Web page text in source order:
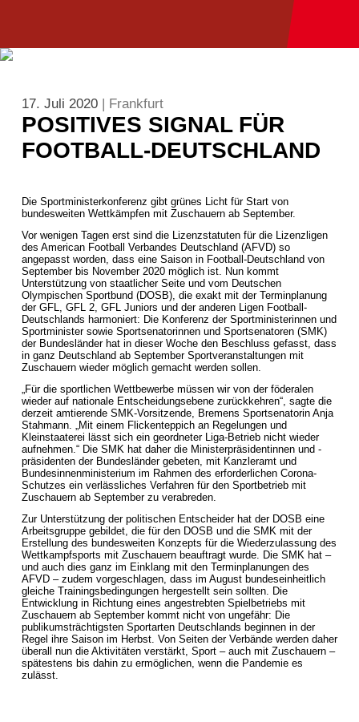
17. Juli 2020 | Frankfurt
POSITIVES SIGNAL FÜR
FOOTBALL-DEUTSCHLAND
Die Sportministerkonferenz gibt grünes Licht für Start von
bundesweiten Wettkämpfen mit Zuschauern ab September.
Vor wenigen Tagen erst sind die Lizenzstatuten für die Lizenzligen
des American Football Verbandes Deutschland (AFVD) so
angepasst worden, dass eine Saison in Football-Deutschland von
September bis November 2020 möglich ist. Nun kommt
Unterstützung von staatlicher Seite und vom Deutschen
Olympischen Sportbund (DOSB), die exakt mit der Terminplanung
der GFL, GFL 2, GFL Juniors und der anderen Ligen Football-
Deutschlands harmoniert: Die Konferenz der Sportministerinnen und
Sportminister sowie Sportsenatorinnen und Sportsenatoren (SMK)
der Bundesländer hat in dieser Woche den Beschluss gefasst, dass
in ganz Deutschland ab September Sportveranstaltungen mit
Zuschauern wieder möglich gemacht werden sollen.
„Für die sportlichen Wettbewerbe müssen wir von der föderalen
wieder auf nationale Entscheidungsebene zurückkehren“, sagte die
derzeit amtierende SMK-Vorsitzende, Bremens Sportsenatorin Anja
Stahmann. „Mit einem Flickenteppich an Regelungen und
Kleinstaaterei lässt sich ein geordneter Liga-Betrieb nicht wieder
aufnehmen.“ Die SMK hat daher die Ministerpräsidentinnen und -
präsidenten der Bundesländer gebeten, mit Kanzleramt und
Bundesinnenministerium im Rahmen des erforderlichen Corona-
Schutzes ein verlässliches Verfahren für den Sportbetrieb mit
Zuschauern ab September zu verabreden.
Zur Unterstützung der politischen Entscheider hat der DOSB eine
Arbeitsgruppe gebildet, die für den DOSB und die SMK mit der
Erstellung des bundesweiten Konzepts für die Wiederzulassung des
Wettkampfsports mit Zuschauern beauftragt wurde. Die SMK hat –
und auch dies ganz im Einklang mit den Terminplanungen des
AFVD – zudem vorgeschlagen, dass im August bundeseinheitlich
gleiche Trainingsbedingungen hergestellt sein sollten. Die
Entwicklung in Richtung eines angestrebten Spielbetriebs mit
Zuschauern ab September kommt nicht von ungefähr: Die
publikumsträchtigsten Sportarten Deutschlands beginnen in der
Regel ihre Saison im Herbst. Von Seiten der Verbände werden daher
überall nun die Aktivitäten verstärkt, Sport – auch mit Zuschauern –
spätestens bis dahin zu ermöglichen, wenn die Pandemie es
zulässt.